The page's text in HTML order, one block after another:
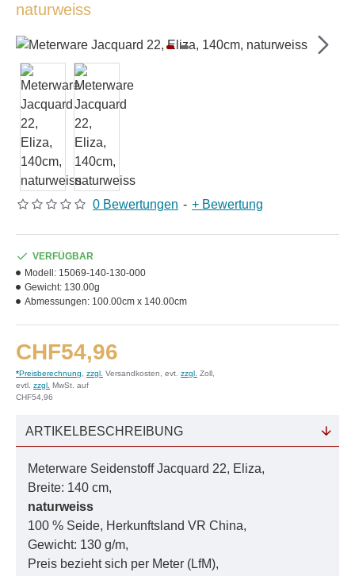
naturweiss
0 Bewertungen - + Bewertung
CHF54,96
*Preisberechnung zzgl. Versandkosten, evt. zzgl. Zoll,
evtl. zzgl. MwSt. auf
CHF54,96
VERFÜGBAR
Modell: 15069-140-130-000
Gewicht: 130.00g
Abmessungen: 100.00cm x 140.00cm
ARTIKELBESCHREIBUNG
Meterware Seidenstoff Jacquard 22, Eliza,
Breite: 140 cm,
naturweiss
100 % Seide, Herkunftsland VR China,
Gewicht: 130 g/m,
Preis bezieht sich per Meter (LfM),